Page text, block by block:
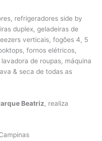
refrigeradores side by
duplex, geladeiras de
verticais, fogões 4, 5
fornos elétricos,
de roupas, máquina
& seca de todas as
Beatriz, realiza